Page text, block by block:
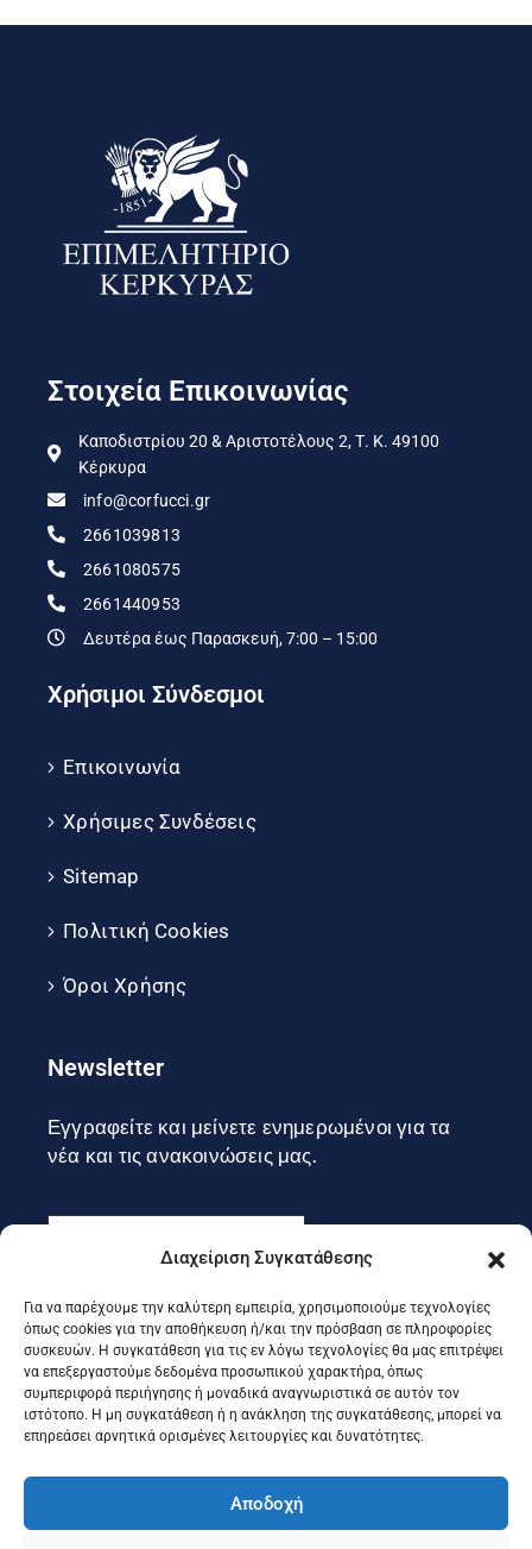
Διαχείριση Συγκατάθεσης
Για να παρέχουμε την καλύτερη εμπειρία, χρησιμοποιούμε τεχνολογίες
όπως cookies για την αποθήκευση ή/και την πρόσβαση σε πληροφορίες
συσκευών. Η συγκατάθεση για τις εν λόγω τεχνολογίες θα μας επιτρέψει
να επεξεργαστούμε δεδομένα προσωπικού χαρακτήρα, όπως
συμπεριφορά περιήγησης ή μοναδικά αναγνωριστικά σε αυτόν τον
ιστότοπο. Η μη συγκατάθεση ή η ανάκληση της συγκατάθεσης, μπορεί να
επηρεάσει αρνητικά ορισμένες λειτουργίες και δυνατότητες.
Αποδοχή
Στοιχεία Επικοινωνίας
Καποδιστρίου 20 & Αριστοτέλους 2, Τ. Κ. 49100
Κέρκυρα
info@corfucci.gr
2661039813
2661080575
2661440953
Δευτέρα έως Παρασκευή, 7:00 – 15:00
Χρήσιμοι Σύνδεσμοι
Επικοινωνία
Χρήσιμες Συνδέσεις
Sitemap
Πολιτική Cookies
Όροι Χρήσης
Newsletter
Εγγραφείτε και μείνετε ενημερωμένοι για τα
νέα και τις ανακοινώσεις μας.
Εγγραφή
Ακολουθήστε μας στα social